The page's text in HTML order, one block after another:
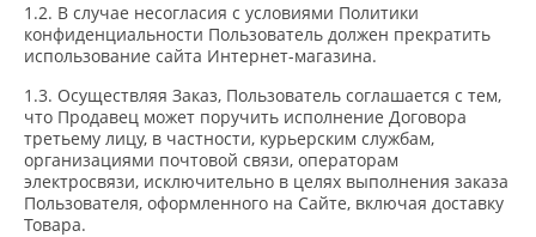
1.2. В случае несогласия с условиями Политики
конфиденциальности Пользователь должен прекратить
использование сайта Интернет-магазина.
1.3. Осуществляя Заказ, Пользователь соглашается с тем,
что Продавец может поручить исполнение Договора
третьему лицу, в частности, курьерским службам,
организациями почтовой связи, операторам
электросвязи, исключительно в целях выполнения заказа
Пользователя, оформленного на Сайте, включая доставку
Товара.